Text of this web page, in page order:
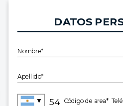
DATOS
Nombre*
Apellido*
▼ Código de area*